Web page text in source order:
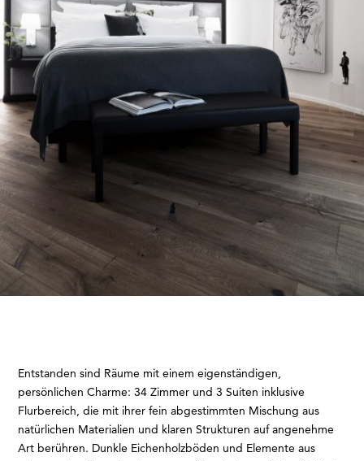
Entstanden sind Räume mit einem eigenständigen,
persönlichen Charme: 34 Zimmer und 3 Suiten inklusive
Flurbereich, die mit ihrer fein abgestimmten Mischung aus
natürlichen Materialien und klaren Strukturen auf angenehme
Art berühren. Dunkle Eichenholzböden und Elemente aus